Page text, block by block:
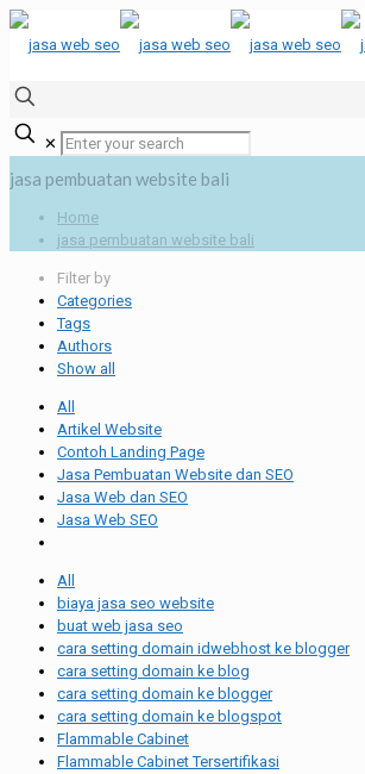
✕
jasa pembuatan website bali
Home
jasa pembuatan website bali
Filter by
Categories
Tags
Authors
Show all
All
Artikel Website
Contoh Landing Page
Jasa Pembuatan Website dan SEO
Jasa Web dan SEO
Jasa Web SEO
All
biaya jasa seo website
buat web jasa seo
cara setting domain idwebhost ke blogger
cara setting domain ke blog
cara setting domain ke blogger
cara setting domain ke blogspot
Flammable Cabinet
Flammable Cabinet Tersertifikasi